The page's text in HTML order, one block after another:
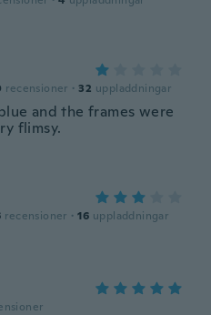
recensioner · 32 uppladdningar
and the frames were
flimsy.
recensioner · 16 uppladdningar